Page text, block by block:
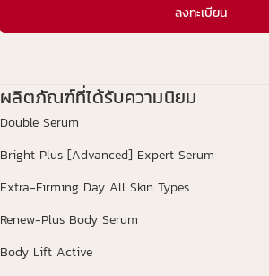
ลงทะเบียน
ผลิตภัณฑ์ที่ได้รับความนิยม
Double Serum
Bright Plus [Advanced] Expert Serum
Extra-Firming Day All Skin Types
Renew-Plus Body Serum
Body Lift Active